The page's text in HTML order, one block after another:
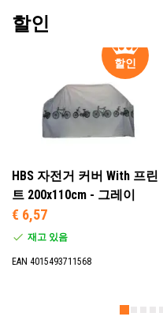
할인
할인
HBS 자전거 커버 With 프린
트 200x110cm - 그레이
€ 6,57
재고 있음
EAN 4015493711568